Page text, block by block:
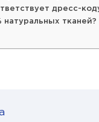
дресс-
тканей?